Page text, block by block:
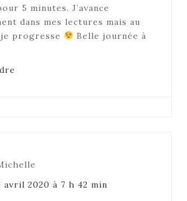
5 minutes. J’avance
dans mes lectures mais au
progresse
Belle journée à
avril 2020 à 7 h 42 min